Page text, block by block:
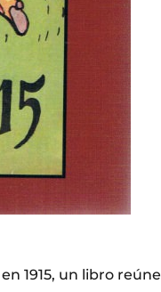
1915, un libro reúne